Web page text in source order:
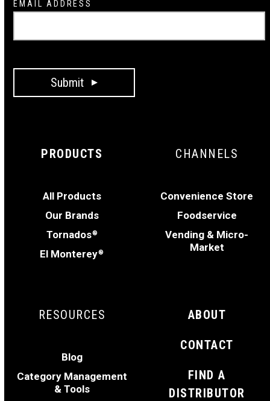
Newsletter
Signup
EMAIL ADDRESS
Submit
PRODUCTS
All Products
Our Brands
Tornados®
El Monterey®
CHANNELS
Convenience Store
Foodservice
Vending & Micro-
Market
RESOURCES
Blog
Category Management
& Tools
ABOUT
CONTACT
FIND A
DISTRIBUTOR